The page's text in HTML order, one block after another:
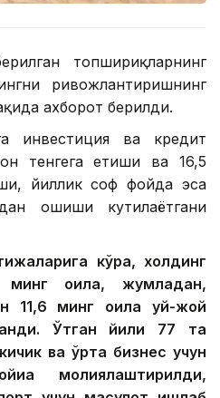
топшириқларнинг
ривожлантиришнинг
ахборот берилди.
инвестиция ва кредит
тенгега етиши ва 16,5
йиллик соф фойда эса
ошиши кутилаётгани
кўра, холдинг
минг оила, жумладан,
11,6 минг оила уй-жой
Ўтган йили 77 та
ва ўрта бизнес учун
молиялаштирилди,